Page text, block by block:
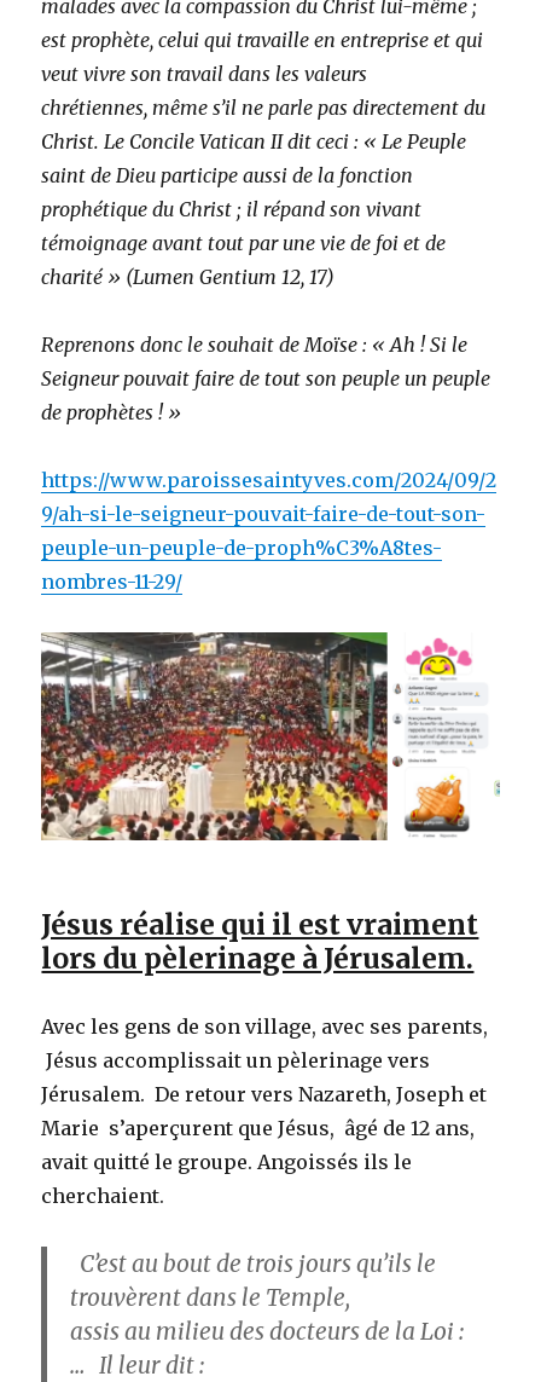
malades avec la compassion du Christ lui-même ;
est prophète, celui qui travaille en entreprise et qui
veut vivre son travail dans les valeurs
chrétiennes, même s’il ne parle pas directement du
Christ. Le Concile Vatican II dit ceci : « Le Peuple
saint de Dieu participe aussi de la fonction
prophétique du Christ ; il répand son vivant
témoignage avant tout par une vie de foi et de
charité » (Lumen Gentium 12, 17)
Reprenons donc le souhait de Moïse : « Ah ! Si le
Seigneur pouvait faire de tout son peuple un peuple
de prophètes ! »
https://www.paroissesaintyves.com/2024/09/2
9/ah-si-le-seigneur-pouvait-faire-de-tout-son-
peuple-un-peuple-de-proph%C3%A8tes-
nombres-11-29/
Jésus réalise qui il est vraiment
lors du pèlerinage à Jérusalem.
Avec les gens de son village, avec ses parents,
Jésus accomplissait un pèlerinage vers
Jérusalem. De retour vers Nazareth, Joseph et
Marie s’aperçurent que Jésus, âgé de 12 ans,
avait quitté le groupe. Angoissés ils le
cherchaient.
C’est au bout de trois jours qu’ils le
trouvèrent dans le Temple,
assis au milieu des docteurs de la Loi :
… Il leur dit :